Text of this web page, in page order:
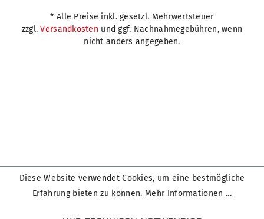
* Alle Preise inkl. gesetzl. Mehrwertsteuer
zzgl.Versandkosten und ggf. Nachnahmegebühren, wenn
nicht anders angegeben.
Diese Website verwendet Cookies, um eine bestmögliche
Erfahrung bieten zu können. Mehr Informationen ...